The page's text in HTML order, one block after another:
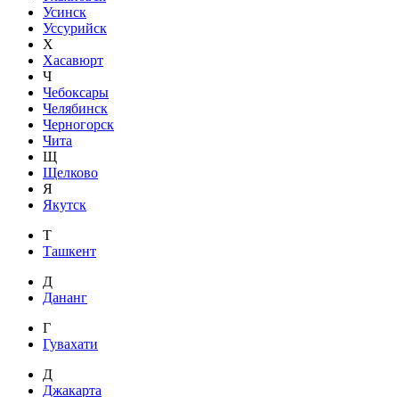
Усинск
Уссурийск
Х
Хасавюрт
Ч
Чебоксары
Челябинск
Черногорск
Чита
Щ
Щелково
Я
Якутск
Т
Ташкент
Д
Дананг
Г
Гувахати
Д
Джакарта